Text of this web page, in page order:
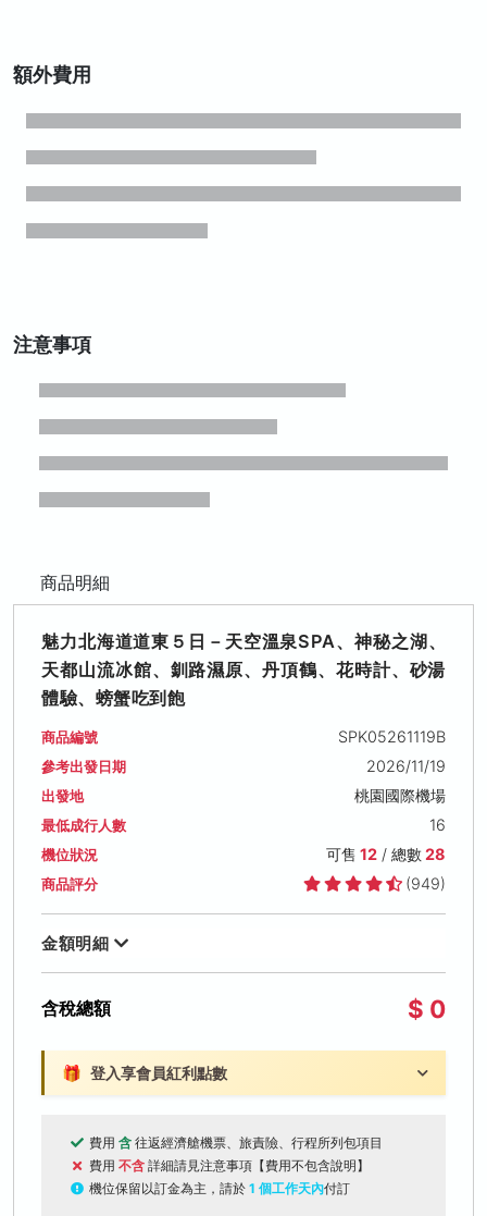
額外費用
注意事項
商品明細
魅力北海道道東５日－天空溫泉SPA、神秘之湖、
天都山流冰館、釧路濕原、丹頂鶴、花時計、砂湯
體驗、螃蟹吃到飽
商品編號 SPK05261119B
參考出發日期 2026/11/19
出發地 桃園國際機場
最低成行人數 16
機位狀況 可售 12/ 總數28
商品評分 (949)
金額明細
含稅總額 $ 0
🎁 登入享會員紅利點數
費用 含 往返經濟艙機票、旅責險、行程所列包項目
費用 不含 詳細請見注意事項【費用不包含說明】
機位保留以訂金為主，請於 1 個工作天內付訂